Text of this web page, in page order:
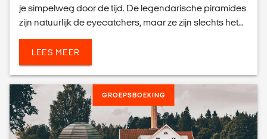
je simpelweg door de tijd. De legendarische piramides
zijn natuurlijk de eyecatchers, maar ze zijn slechts het
LEES MEER
GROEPSBOEKING